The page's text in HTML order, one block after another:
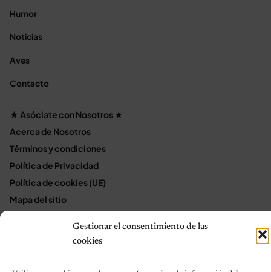
Gestionar el consentimiento de las
cookies
Humor
Noticias
Aves
Contacto
★ Asóciate con Nosotros ★
Acerca de Nosotros
Términos y condiciones
Política de Privacidad
Política de cookies (UE)
Mapa del sitio
Terms and Conditions